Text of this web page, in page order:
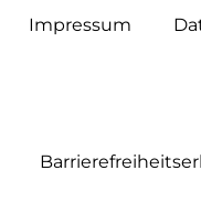
Impressum